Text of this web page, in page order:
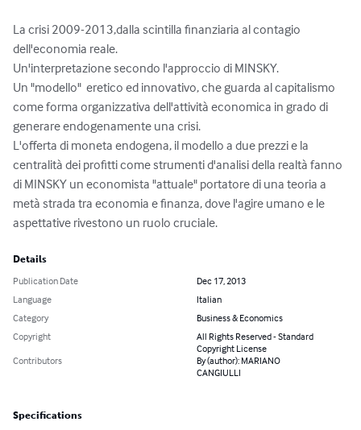
La crisi 2009-2013,dalla scintilla finanziaria al contagio
dell'economia reale.
Un'interpretazione secondo l'approccio di MINSKY.
Un "modello"  eretico ed innovativo, che guarda al capitalismo
come forma organizzativa dell'attività economica in grado di
generare endogenamente una crisi.
L'offerta di moneta endogena, il modello a due prezzi e la
centralità dei profitti come strumenti d'analisi della realtà fanno
di MINSKY un economista "attuale" portatore di una teoria a
metà strada tra economia e finanza, dove l'agire umano e le
aspettative rivestono un ruolo cruciale.
Details
Publication Date
Dec 17, 2013
Language
Italian
Category
Business & Economics
Copyright
All Rights Reserved - Standard
Copyright License
Contributors
By (author): MARIANO
CANGIULLI
Specifications